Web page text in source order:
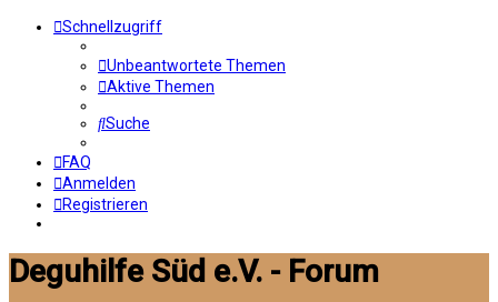
Schnellzugriff
Unbeantwortete Themen
Aktive Themen
Suche
FAQ
Anmelden
Registrieren
Deguhilfe Süd e.V. - Forum